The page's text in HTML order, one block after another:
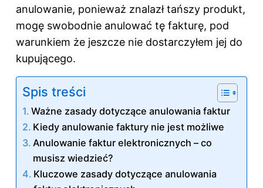
anulowanie, ponieważ znalazł tańszy produkt,
mogę swobodnie anulować tę fakturę, pod
warunkiem że jeszcze nie dostarczyłem jej do
kupującego.
Spis treści
Ważne zasady dotyczące anulowania faktur
Kiedy anulowanie faktury nie jest możliwe
Anulowanie faktur elektronicznych – co
musisz wiedzieć?
Kluczowe zasady dotyczące anulowania